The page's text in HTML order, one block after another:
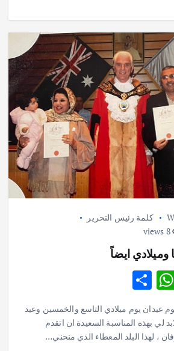
p
p
كلمة رئيس التحرير
8 views
وميلادي ايضاً
W
h
at
s
S
ar
e
عيدان يوم ميلادي التاسع والخمسين وعيد
لي بهذه المناسبة السعيدة ان اتقدم
، لهذا البلد المعطاء الذي منحني…